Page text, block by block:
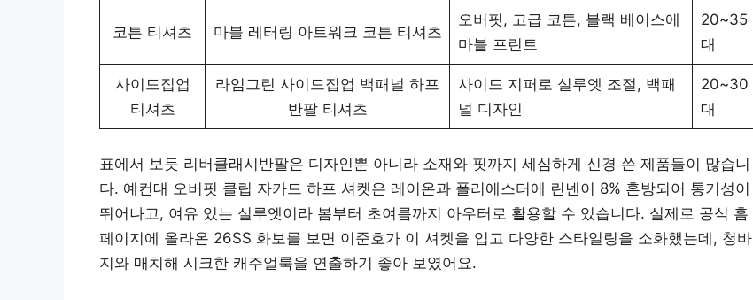
코튼 티셔츠 마블 레터링 아트워크 코튼 티셔츠
오버핏, 고급 코튼, 블랙 베이스에
마블 프린트
20~35
대
사이드집업
티셔츠
라임그린 사이드집업 백패널 하프
반팔 티셔츠
사이드 지퍼로 실루엣 조절, 백패
널 디자인
20~30
대
표에서 보듯 리버클래시반팔은 디자인뿐 아니라 소재와 핏까지 세심하게 신경 쓴 제품들이 많습니
다. 예컨대 오버핏 클립 자카드 하프 셔켓은 레이온과 폴리에스터에 린넨이 8% 혼방되어 통기성이
뛰어나고, 여유 있는 실루엣이라 봄부터 초여름까지 아우터로 활용할 수 있습니다. 실제로 공식 홈
페이지에 올라온 26SS 화보를 보면 이준호가 이 셔켓을 입고 다양한 스타일링을 소화했는데, 청바
지와 매치해 시크한 캐주얼룩을 연출하기 좋아 보였어요.